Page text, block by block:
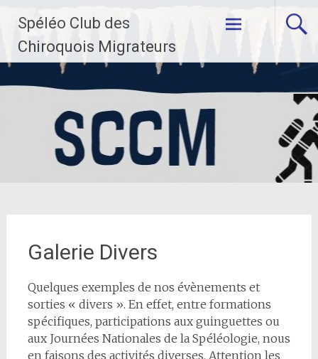
contenu
principal
Spéléo Club des
Chiroquois Migrateurs
Galerie Divers
Quelques exemples de nos évènements et
sorties « divers ». En effet, entre formations
spécifiques, participations aux guinguettes ou
aux Journées Nationales de la Spéléologie, nous
en faisons des activités diverses. Attention les